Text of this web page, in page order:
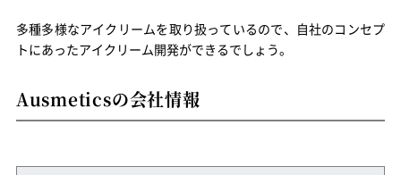
多種多様なアイクリームを取り扱っているので、自社のコンセプ
トにあったアイクリーム開発ができるでしょう。
Ausmeticsの会社情報